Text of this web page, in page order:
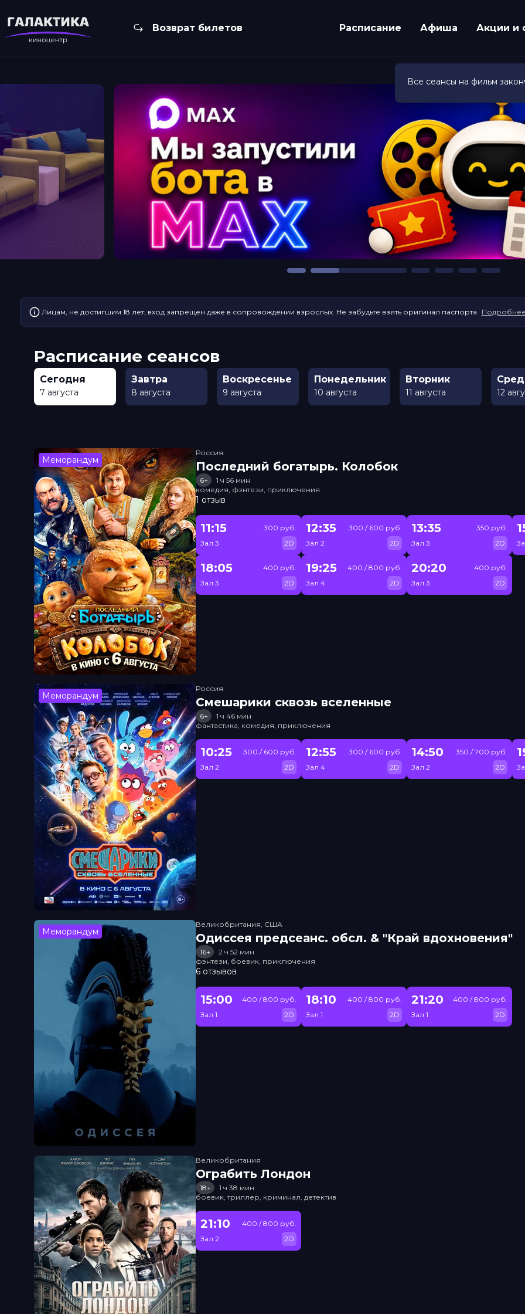
Возврат билетов Расписание Афиша Акции и
Лицам, не достигшим 18 лет, вход запрещен даже в сопровождении взрослых. Не забудьте взять оригинал паспорта. Подробнее
Расписание сеансов
Сегодня
7 августа
Завтра
8 августа
Воскресенье
9 августа
Понедельник
10 августа
Вторник
11 августа 12
Меморандум
Россия
Последний богатырь. Колобок
6+
1 ч 56 мин
комедия, фэнтези, приключения
1 отзыв
11:15
Зал 3
300 руб.
2D
12:35
Зал 2
300 / 600 руб.
2D
13:35
Зал 3
350 руб.
2D
18:05
Зал 3
400 руб.
2D
19:25
Зал 4
400 / 800 руб.
2D
20:20
Зал 3
400 руб.
2D
Меморандум
Россия
Смешарики сквозь вселенные
6+
1 ч 46 мин
фантастика, комедия, приключения
10:25
Зал 2
300 / 600 руб.
2D
12:55
Зал 4
300 / 600 руб.
2D
14:50
Зал 2
350 / 700 руб.
2D
Меморандум
Великобритания, США
Одиссея прeдсeанc. обсл. & "Край вдохновения"
16+
2 ч 52 мин
фэнтези, боевик, приключения
6 отзывов
15:00
Зал 1
400 / 800 руб.
2D
18:10
Зал 1
400 / 800 руб.
2D
21:20
Зал 1
400 / 800 руб.
2D
Великобритания
Ограбить Лондон
18+
1 ч 38 мин
боевик, триллер, криминал, детектив
21:10
Зал 2
400 / 800 руб.
2D
Все сеансы на фильм